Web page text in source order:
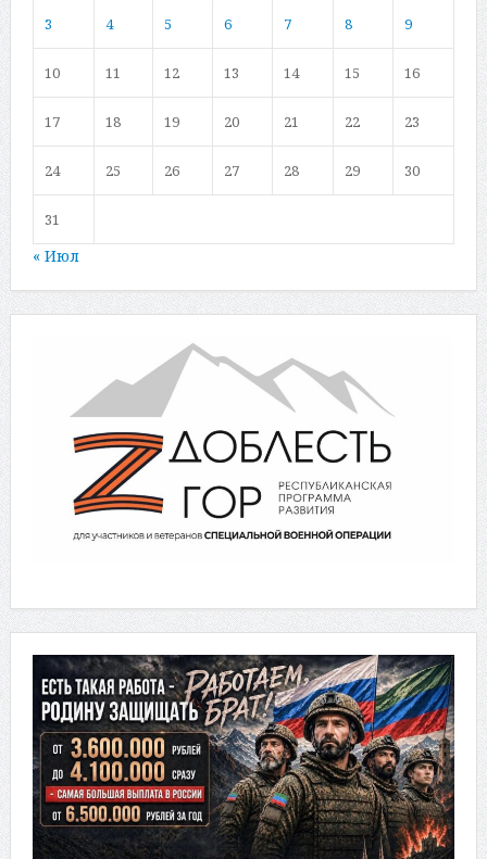
3 4 5 6 7 8 9
10 11 12 13 14 15 16
17 18 19 20 21 22 23
24 25 26 27 28 29 30
31
« Июл